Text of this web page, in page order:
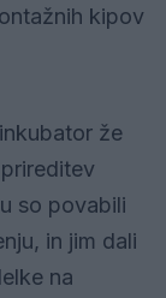
kipov
že
so povabili
in jim dali
na